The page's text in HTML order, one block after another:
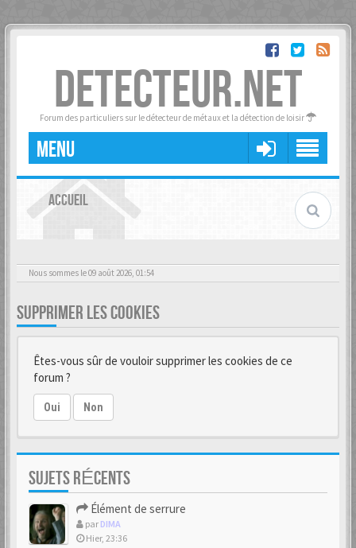
DETECTEUR.NET
Forum des particuliers sur le détecteur de métaux et la détection de loisir
MENU
ACCUEIL
Nous sommes le 09 août 2026, 01:54
SUPPRIMER LES COOKIES
Êtes-vous sûr de vouloir supprimer les cookies de ce
forum ?
Oui Non
SUJETS RÉCENTS
Élément de serrure
par DIMA
Hier, 23:36